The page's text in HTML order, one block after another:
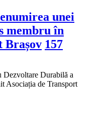
unei
membru în
Brașov 157
Dezvoltare Durabilă a
Asociația de Transport